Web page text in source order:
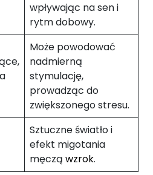
wpływając na sen i
rytm dobowy.
Może powodować
nadmierną
stymulację,
prowadząc do
zwiększonego stresu.
Sztuczne światło i
efekt migotania
męczą wzrok.